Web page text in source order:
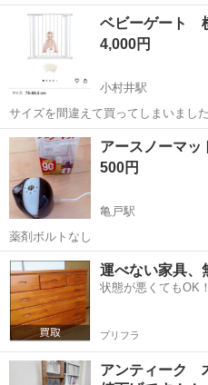
ベビーゲート
4,000円
小村井駅
サイズを間違えて買ってしまいまし
品です Amazonで7月に購入 価格は約5000円でし
ト 安全ドア 高さ78 cmオートクロー
プ 転...
東京 墨田区 そ
アースノーマッ
500円
亀戸駅
薬剤ボルトなし
東京 墨田区 亀戸駅 その他
運べない家具、
状態が悪くてもOK
プリフラ
アンティーク